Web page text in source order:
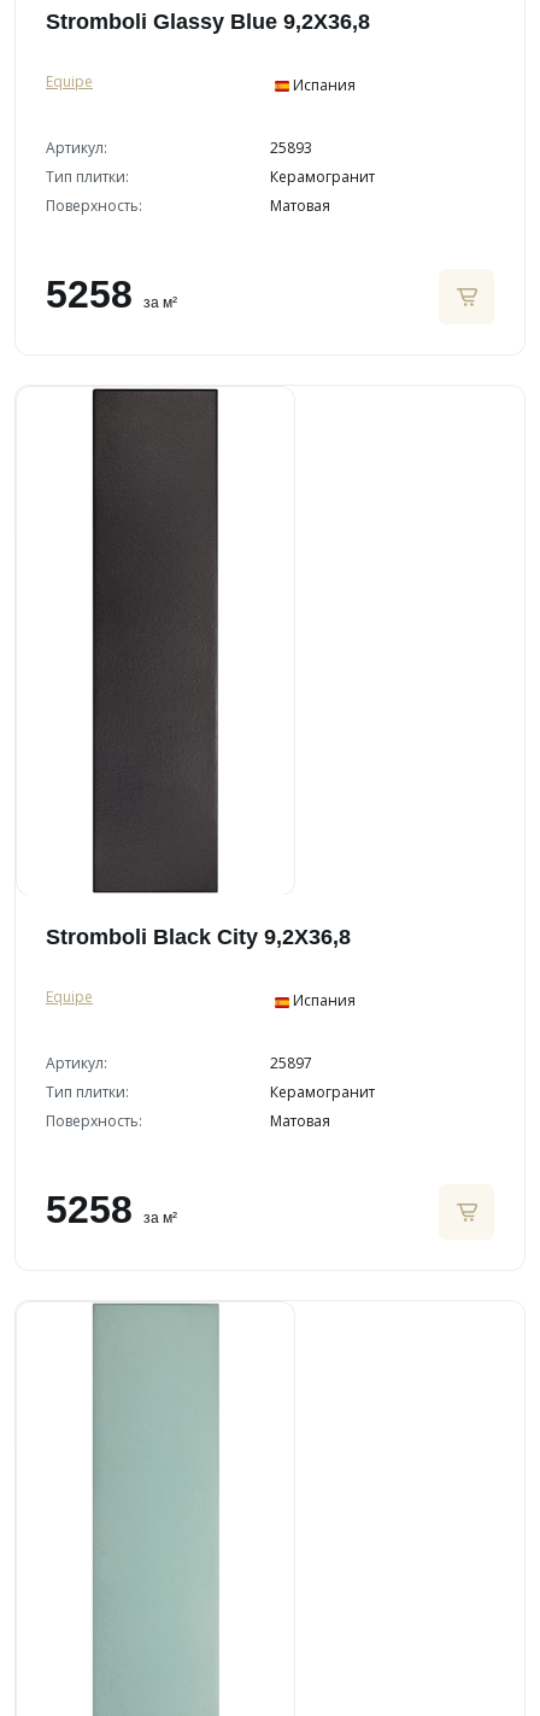
Stromboli Glassy Blue 9,2X36,8
Equipe Испания
Артикул:
25893
Тип плитки:
Керамогранит
Поверхность:
Матовая
5258 за м²
Stromboli Black City 9,2X36,8
Equipe Испания
Артикул:
25897
Тип плитки:
Керамогранит
Поверхность:
Матовая
5258 за м²